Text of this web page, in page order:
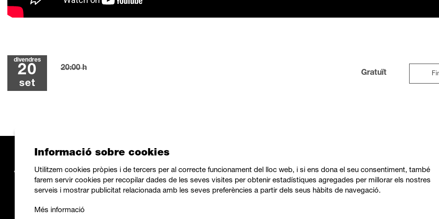
divendres
20
set
20:00 h
Gratuït
Informació sobre cookies
Utilitzem cookies pròpies i de tercers per al correcte funcionament del lloc web, i si ens dona el seu consentiment, també
farem servir cookies per recopilar dades de les seves visites per obtenir estadístiques agregades per millorar els nostres
serveis i mostrar publicitat relacionada amb les seves preferències a partir dels seus hàbits de navegació.
Més informació